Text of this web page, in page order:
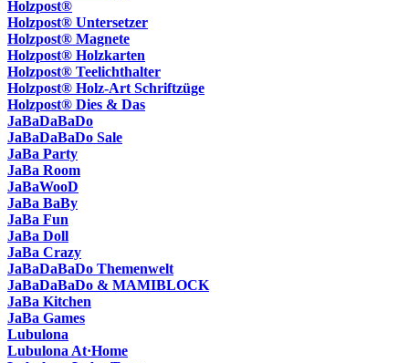
Holzpost®
Holzpost® Untersetzer
Holzpost® Magnete
Holzpost® Holzkarten
Holzpost® Teelichthalter
Holzpost® Holz-Art Schriftzüge
Holzpost® Dies & Das
JaBaDaBaDo
JaBaDaBaDo Sale
JaBa Party
JaBa Room
JaBaWooD
JaBa BaBy
JaBa Fun
JaBa Doll
JaBa Crazy
JaBaDaBaDo Themenwelt
JaBaDaBaDo & MAMIBLOCK
JaBa Kitchen
JaBa Games
Lubulona
Lubulona At·Home